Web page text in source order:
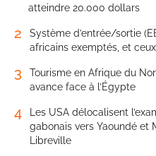
atteindre 20.000 dollars
2
Système d’entrée/sortie
africains exemptés, et
3
Tourisme en Afrique du
avance face à l’Égypte
4
Les USA délocalisent
gabonais vers Yaoundé et
Libreville